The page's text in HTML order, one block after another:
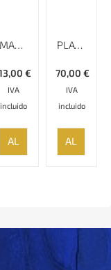
MANTEL DE ALGODÓN ESTAMPADO A MANO, 80 CM X 80 CM, GHALAMKAR;
€
IVA
incluido
AL
PLATO ESMALTADO LISO MINAKARI
€
70,00
IVA
incluido
AL
CARRITO